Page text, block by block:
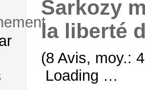
Sarkozy
la liberté
(8 Avis, moy.:
Loading …